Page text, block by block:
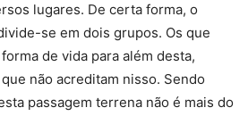
lugares. De certa forma, o
se em dois grupos. Os que
de vida para além desta,
não acreditam nisso. Sendo
passagem terrena não é mais do